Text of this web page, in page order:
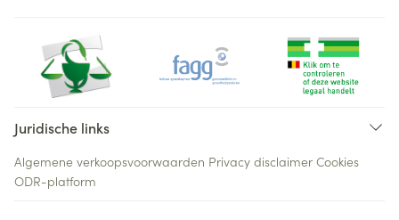
Juridische links
Algemene verkoopsvoorwaarden Privacy disclaimer Cookies
ODR-platform